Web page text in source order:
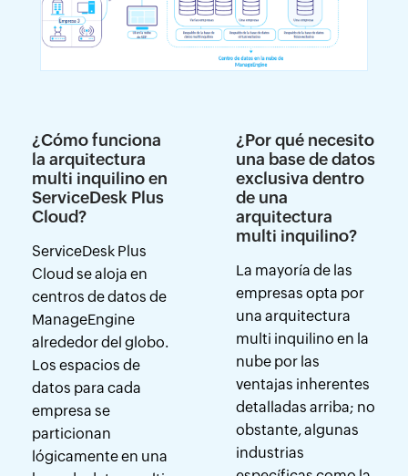
¿Cómo funciona
la arquitectura
multi inquilino en
ServiceDesk Plus
Cloud?
ServiceDesk Plus
Cloud se aloja en
centros de datos de
ManageEngine
alrededor del globo.
Los espacios de
datos para cada
empresa se
particionan
lógicamente en una
¿Por qué necesito
una base de datos
exclusiva dentro
de una
arquitectura
multi inquilino?
La mayoría de las
empresas opta por
una arquitectura
multi inquilino en la
nube por las
ventajas inherentes
detalladas arriba; no
obstante, algunas
industrias